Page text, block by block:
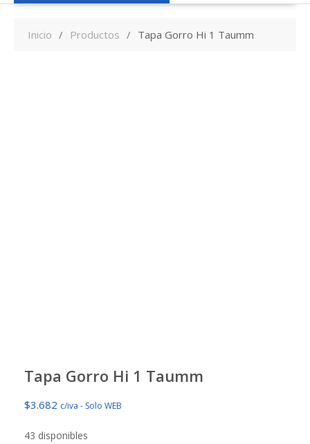
Inicio Productos Tapa Gorro Hi 1 Taumm
Tapa Gorro Hi 1 Taumm
$3.682 c/iva - Solo WEB
43 disponibles